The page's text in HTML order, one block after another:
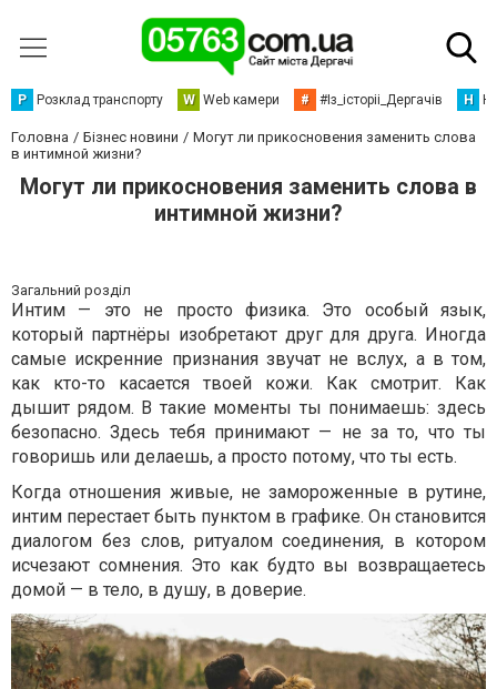
Р Розклад транспорту W Web камери # #Із_історіі_Дергачів Н
Головна Бізнес новини
Могут ли прикосновения заменить слова
в интимной жизни?
Могут ли прикосновения заменить слова в
интимной жизни?
Загальний розділ
Интим — это не просто физика. Это особый язык,
который партнёры изобретают друг для друга. Иногда
самые искренние признания звучат не вслух, а в том,
как кто-то касается твоей кожи. Как смотрит. Как
дышит рядом. В такие моменты ты понимаешь: здесь
безопасно. Здесь тебя принимают — не за то, что ты
говоришь или делаешь, а просто потому, что ты есть.
Когда отношения живые, не замороженные в рутине,
интим перестает быть пунктом в графике. Он становится
диалогом без слов, ритуалом соединения, в котором
исчезают сомнения. Это как будто вы возвращаетесь
домой — в тело, в душу, в доверие.